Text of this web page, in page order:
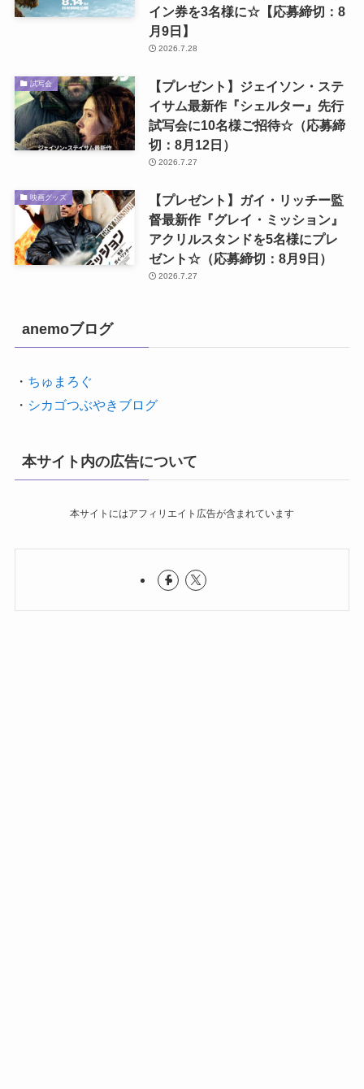
イン券を3名様に☆【応募締切：8
月9日】
2026.7.28
試写会
【プレゼント】ジェイソン・ステ
イサム最新作『シェルター』先行
試写会に10名様ご招待☆（応募締
切：8月12日）
2026.7.27
映画グッズ
【プレゼント】ガイ・リッチー監
督最新作『グレイ・ミッション』
アクリルスタンドを5名様にプレ
ゼント☆（応募締切：8月9日）
2026.7.27
anemoブログ
・ ちゅまろぐ
・ シカゴつぶやきブログ
本サイト内の広告について
本サイトにはアフィリエイト広告が含まれています